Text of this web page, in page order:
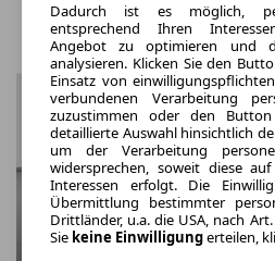
Dadurch ist es möglich,
entsprechend Ihren
Angebot zu optimieren und
analysieren. Klicken Sie den
Einsatz von
verbundenen Verarbeitung
zuzustimmen oder den
detaillierte Auswahl hinsichtlich
um der Verarbeitung
widersprechen, soweit diese
Interessen erfolgt. Die
Übermittlung bestimmter
Drittländer, u.a. die USA, nach Art.
Sie keine Einwilligungerteilen,